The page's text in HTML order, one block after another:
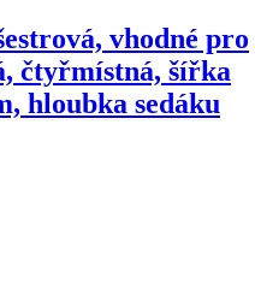
vhodné pro
čtyřmístná, šířka
hloubka sedáku